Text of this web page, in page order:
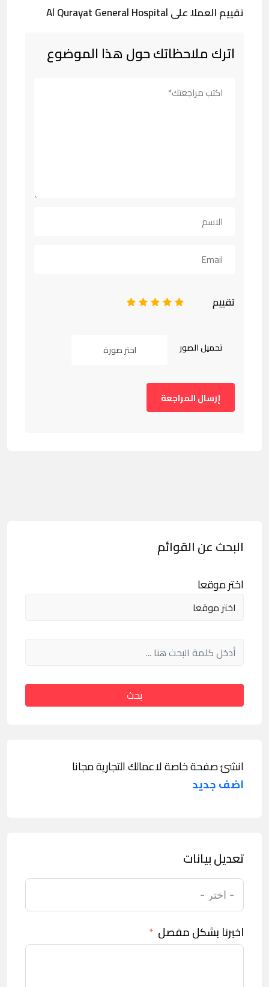
تقييم العملا على Al Qurayat General Hospital
اترك ملاحظاتك حول هذا الموضوع
تقييم 5
4
3
2
تحميل الصور اختر صورة
البحث عن القوائم
اختر موقعا
بحث
انشئ صفحة خاصة لاعمالك التجارية مجانا
اضف جديد
تعديل بيانات
اخبرنا بشكل مفصل